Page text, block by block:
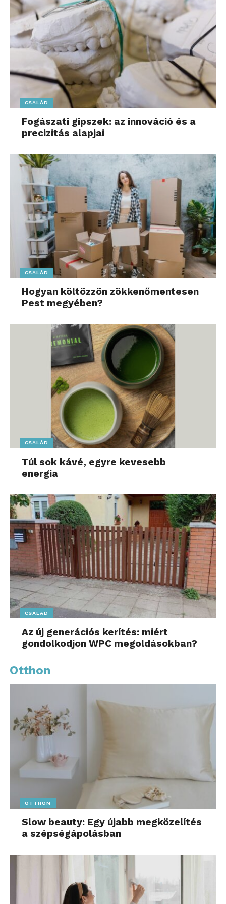
fülbemászó, dinamikus zenéjükkel nyerték meg a
közönséget.
A 2025-ös Ki Mit Tubeelsőhelyezettje aMade In B
zenekar. A családi zenekar mindkét produkciójával
teljesen lenyűgözte a közönséget és a zsűrit
egyaránt. Saját szerzeményeik egyedi hangzásvilága
és lendületes előadásuk miatt megérdemelten vitték
haza a fődíjat.
A verseny főtámogatója, a One Magyarország
felajánlásából a nyertesek 5-3-2 millió forint értékű
támogatási csomagban részesülnek, amelyet
szabadon felhasználhatnak karrierjük
beindításához: fordíthatják tartalomgyártásra,
képzésekre vagy készpénzre is válthatják.
Különdíjas produkciók:
A 2025-ös Ki Mit Tube partnerei értékes
különdíjként fellépési lehetőséget
biztosít a kilenc legjobb zenei produkció egyikének
a 2025-ös fesztiválon. A különdíjat, csakúgy, mint az
Made In B
, egy különleges, saját
CSALÁD
Fogászati gipszek: az innováció és a
precizitás alapjai
CSALÁD
Hogyan költözzön zökkenőmentesen
Pest megyében?
CSALÁD
Túl sok kávé, egyre kevesebb
energia
CSALÁD
Az új generációs kerítés: miért
gondolkodjon WPC megoldásokban?
Otthon
OTTHON
Slow beauty: Egy újabb megközelítés
a szépségápolásban